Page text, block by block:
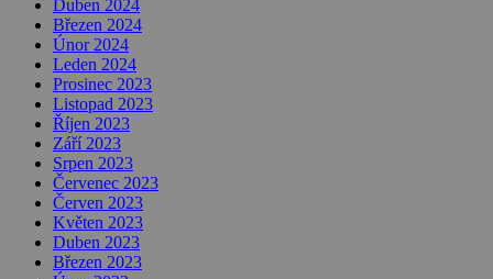
Duben 2024
Březen 2024
Únor 2024
Leden 2024
Prosinec 2023
Listopad 2023
Říjen 2023
Září 2023
Srpen 2023
Červenec 2023
Červen 2023
Květen 2023
Duben 2023
Březen 2023